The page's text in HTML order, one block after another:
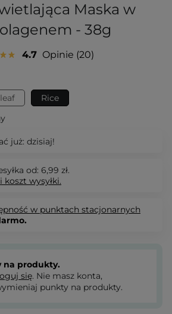
Maska w
- 38g
4.7 Opinie 20
Rice
już: dzisiaj!
od: 6,99 zł.
koszt wysyłki.
w punktach stacjonarnych
na produkty.
się. Nie masz konta,
punkty na produkty.